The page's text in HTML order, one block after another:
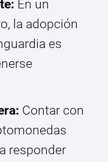
En un
la adopción
es
Contar con
responder